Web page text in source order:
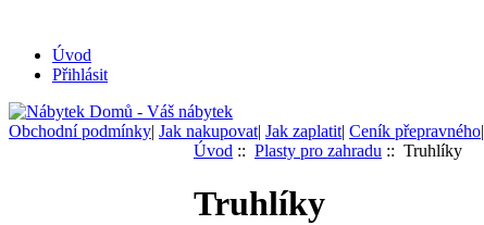
Úvod
Přihlásit
Obchodní podmínky| Jak nakupovat| Jak zaplatit| Ceník přepravného|
Úvod :: Plasty pro zahradu :: Truhlíky
Truhlíky